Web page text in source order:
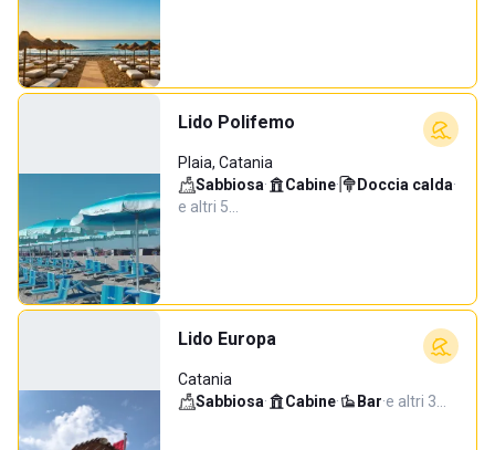
Lido Polifemo
Plaia, Catania
Sabbiosa· Cabine· Doccia calda·
e altri 5…
Lido Europa
Catania
Sabbiosa· Cabine· Bar·e altri 3…